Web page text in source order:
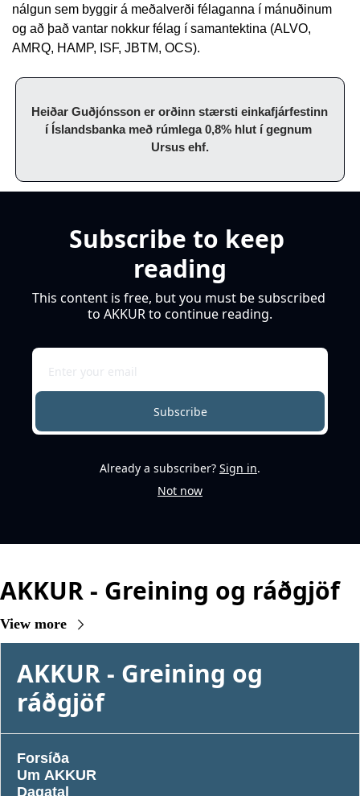
nálgun sem byggir á meðalverði félaganna í mánuðinum
og að það vantar nokkur félag í samantektina (ALVO,
AMRQ, HAMP, ISF, JBTM, OCS).
Heiðar Guðjónsson er orðinn stærsti einkafjárfestinn
í Íslandsbanka með rúmlega 0,8% hlut í gegnum
Ursus ehf.
Subscribe to keep
reading
This content is free, but you must be subscribed
to AKKUR to continue reading.
Subscribe
Already a subscriber? Sign in.
Not now
AKKUR - Greining og ráðgjöf
View more
AKKUR - Greining og
ráðgjöf
Forsíða
Um AKKUR
Dagatal